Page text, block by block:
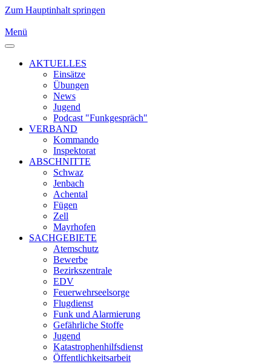
Zum Hauptinhalt springen
Menü
AKTUELLES
Einsätze
Übungen
News
Jugend
Podcast "Funkgespräch"
VERBAND
Kommando
Inspektorat
ABSCHNITTE
Schwaz
Jenbach
Achental
Fügen
Zell
Mayrhofen
SACHGEBIETE
Atemschutz
Bewerbe
Bezirkszentrale
EDV
Feuerwehrseelsorge
Flugdienst
Funk und Alarmierung
Gefährliche Stoffe
Jugend
Katastrophenhilfsdienst
Öffentlichkeitsarbeit